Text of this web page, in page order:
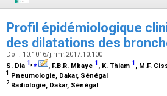
Profil épidémiologique
des dilatations des
Doi : 10.1016/j.rmr.2017.10.100
S. Dia 1,⁎ , F.B.R. Mbaye 1 , K. Thiam 1 , M.F.
1 Pneumologie, Dakar, Sénégal
2 Radiologie, Dakar, Sénégal